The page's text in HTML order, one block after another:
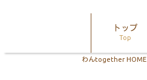
トップ
Top
わんtogether HOME